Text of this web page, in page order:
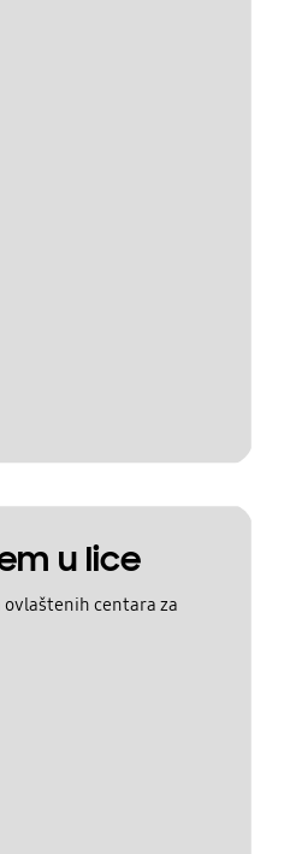
u lice
centara za